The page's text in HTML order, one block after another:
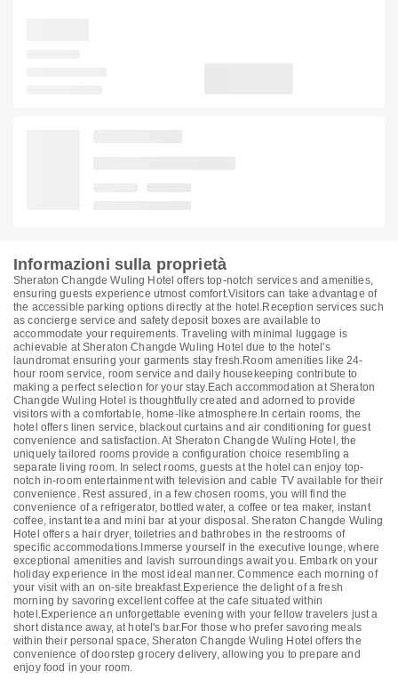
Informazioni sulla proprietà
Sheraton Changde Wuling Hotel offers top-notch services and amenities,
ensuring guests experience utmost comfort.Visitors can take advantage of
the accessible parking options directly at the hotel.Reception services such
as concierge service and safety deposit boxes are available to
accommodate your requirements. Traveling with minimal luggage is
achievable at Sheraton Changde Wuling Hotel due to the hotel's
laundromat ensuring your garments stay fresh.Room amenities like 24-
hour room service, room service and daily housekeeping contribute to
making a perfect selection for your stay.Each accommodation at Sheraton
Changde Wuling Hotel is thoughtfully created and adorned to provide
visitors with a comfortable, home-like atmosphere.In certain rooms, the
hotel offers linen service, blackout curtains and air conditioning for guest
convenience and satisfaction. At Sheraton Changde Wuling Hotel, the
uniquely tailored rooms provide a configuration choice resembling a
separate living room. In select rooms, guests at the hotel can enjoy top-
notch in-room entertainment with television and cable TV available for their
convenience. Rest assured, in a few chosen rooms, you will find the
convenience of a refrigerator, bottled water, a coffee or tea maker, instant
coffee, instant tea and mini bar at your disposal. Sheraton Changde Wuling
Hotel offers a hair dryer, toiletries and bathrobes in the restrooms of
specific accommodations.Immerse yourself in the executive lounge, where
exceptional amenities and lavish surroundings await you. Embark on your
holiday experience in the most ideal manner. Commence each morning of
your visit with an on-site breakfast.Experience the delight of a fresh
morning by savoring excellent coffee at the cafe situated within
hotel.Experience an unforgettable evening with your fellow travelers just a
short distance away, at hotel's bar.For those who prefer savoring meals
within their personal space, Sheraton Changde Wuling Hotel offers the
convenience of doorstep grocery delivery, allowing you to prepare and
enjoy food in your room.